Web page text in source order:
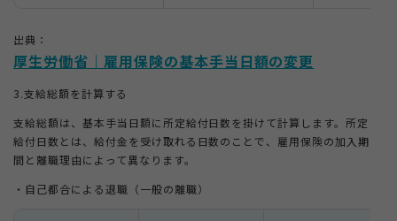
出典：
厚生労働省｜雇用保険の基本手当日額の変更
3.支給総額を計算する
支給総額は、基本手当日額に所定給付日数を掛けて計算します。所定
給付日数とは、給付金を受け取れる日数のことで、雇用保険の加入期
間と離職理由によって異なります。
・自己都合による退職（一般の離職）